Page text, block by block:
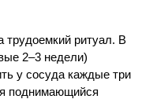
трудоемкий ритуал. В
2–3 недели)
у сосуда каждые три
поднимающийся